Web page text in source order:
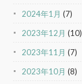
2024年1月 (7)
2023年12月 (10)
2023年11月 (7)
2023年10月 (8)